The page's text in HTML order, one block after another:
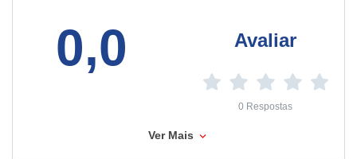
0,0 Avaliar
0 Respostas
Ver Mais